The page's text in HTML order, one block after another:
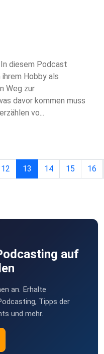
diesem Podcast
ihrem Hobby als
Weg zur
davor kommen muss
vo...
12 13 14 15 16
auf
an. Erhalte
Tipps der
und mehr.